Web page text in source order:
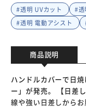
#透明 UVカット
#透
#透明 電動アシスト
商品説明
ハンドルカバーで日
ー」が発売。 【日差
線や強い日差しから